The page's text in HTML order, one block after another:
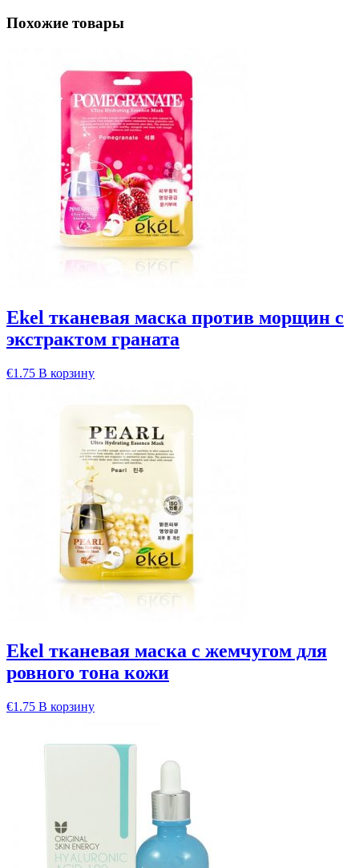
Похожие товары
Ekel тканевая маска против морщин с
экстрактом граната
€1.75 В корзину
Ekel тканевая маска с жемчугом для
ровного тона кожи
€1.75 В корзину